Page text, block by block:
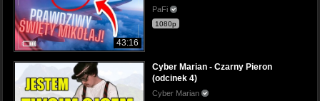
43:16
PaFi
1080p
Cyber Marian - Czarny Pieron
(odcinek 4)
Cyber Marian